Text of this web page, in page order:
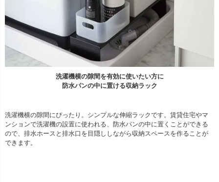
洗濯機横の隙間を有効に使いたい方に
防水パンの中に置ける収納ラック
洗濯機横の隙間にぴったり。シンプルな伸縮ラックです。賃貸住宅やマ
ンションで洗濯機の設置に使われる、防水パンの中に置くことができる
ので、排水ホースと排水口を目隠ししながら収納スペースを作ることが
できます。